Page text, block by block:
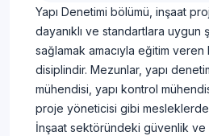
Yapı Denetimi bölümü, inşaat
dayanıklı ve standartlara uygun
sağlamak amacıyla eğitim
disiplindir. Mezunlar, yapı
mühendisi, yapı kontrol
proje yöneticisi gibi
İnşaat sektöründeki güvenlik ve